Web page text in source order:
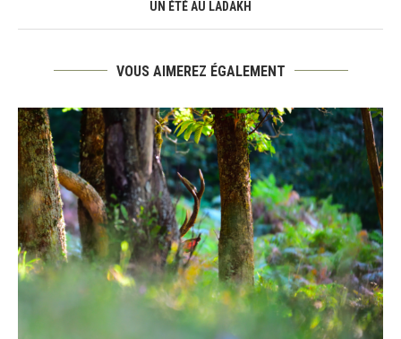
UN ÉTÉ AU LADAKH
VOUS AIMEREZ ÉGALEMENT